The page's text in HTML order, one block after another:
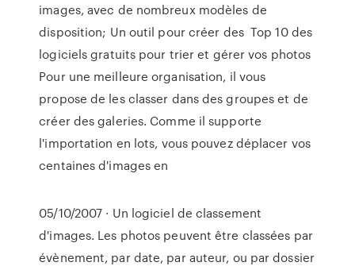
images, avec de nombreux modèles de
disposition; Un outil pour créer des Top 10 des
logiciels gratuits pour trier et gérer vos photos
Pour une meilleure organisation, il vous
propose de les classer dans des groupes et de
créer des galeries. Comme il supporte
l'importation en lots, vous pouvez déplacer vos
centaines d'images en
05/10/2007 · Un logiciel de classement
d'images. Les photos peuvent être classées par
évènement, par date, par auteur, ou par dossier